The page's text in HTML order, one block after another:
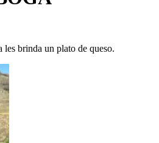
les brinda un plato de queso.